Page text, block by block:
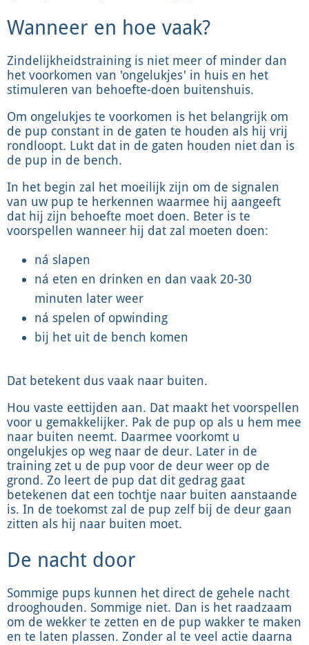
Wanneer en hoe vaak?
Zindelijkheidstraining is niet meer of minder dan
het voorkomen van 'ongelukjes' in huis en het
stimuleren van behoefte-doen buitenshuis.
Om ongelukjes te voorkomen is het belangrijk om
de pup constant in de gaten te houden als hij vrij
rondloopt. Lukt dat in de gaten houden niet dan is
de pup in de bench.
In het begin zal het moeilijk zijn om de signalen
van uw pup te herkennen waarmee hij aangeeft
dat hij zijn behoefte moet doen. Beter is te
voorspellen wanneer hij dat zal moeten doen:
ná slapen
ná eten en drinken en dan vaak 20-30
minuten later weer
ná spelen of opwinding
bij het uit de bench komen
Dat betekent dus vaak naar buiten.
Hou vaste eettijden aan. Dat maakt het voorspellen
voor u gemakkelijker. Pak de pup op als u hem mee
naar buiten neemt. Daarmee voorkomt u
ongelukjes op weg naar de deur. Later in de
training zet u de pup voor de deur weer op de
grond. Zo leert de pup dat dit gedrag gaat
betekenen dat een tochtje naar buiten aanstaande
is. In de toekomst zal de pup zelf bij de deur gaan
zitten als hij naar buiten moet.
De nacht door
Sommige pups kunnen het direct de gehele nacht
drooghouden. Sommige niet. Dan is het raadzaam
om de wekker te zetten en de pup wakker te maken
en te laten plassen. Zonder al te veel actie daarna